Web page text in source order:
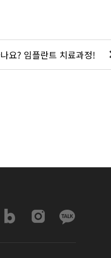
요? 임플란트 치료과정!